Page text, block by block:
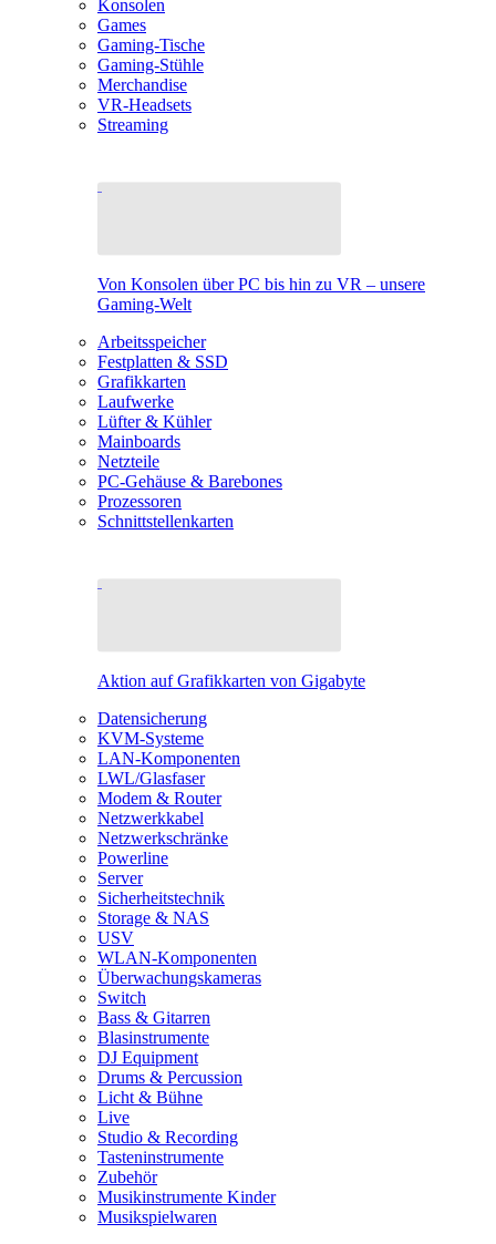
Konsolen
Games
Gaming-Tische
Gaming-Stühle
Merchandise
VR-Headsets
Streaming
Von Konsolen über PC bis hin zu VR – unsere
Gaming-Welt
Arbeitsspeicher
Festplatten & SSD
Grafikkarten
Laufwerke
Lüfter & Kühler
Mainboards
Netzteile
PC-Gehäuse & Barebones
Prozessoren
Schnittstellenkarten
Aktion auf Grafikkarten von Gigabyte
Datensicherung
KVM-Systeme
LAN-Komponenten
LWL/Glasfaser
Modem & Router
Netzwerkkabel
Netzwerkschränke
Powerline
Server
Sicherheitstechnik
Storage & NAS
USV
WLAN-Komponenten
Überwachungskameras
Switch
Bass & Gitarren
Blasinstrumente
DJ Equipment
Drums & Percussion
Licht & Bühne
Live
Studio & Recording
Tasteninstrumente
Zubehör
Musikinstrumente Kinder
Musikspielwaren